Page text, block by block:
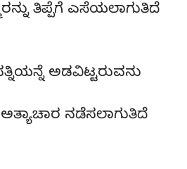
ತಿಪ್ಪೆಗೆ ಎಸೆಯಲಾಗುತಿದೆ
ಅಡವಿಟ್ಟರುವನು
ನಡೆಸಲಾಗುತಿದೆ